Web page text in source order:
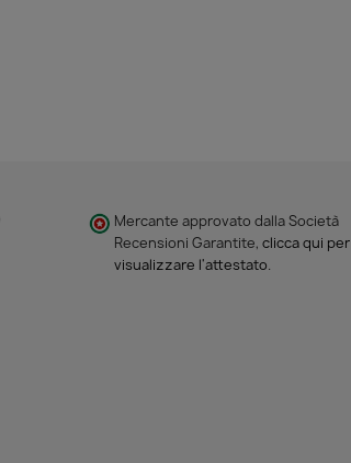
Mercante approvato dalla Società
Recensioni Garantite, clicca qui per
visualizzare l'attestato.